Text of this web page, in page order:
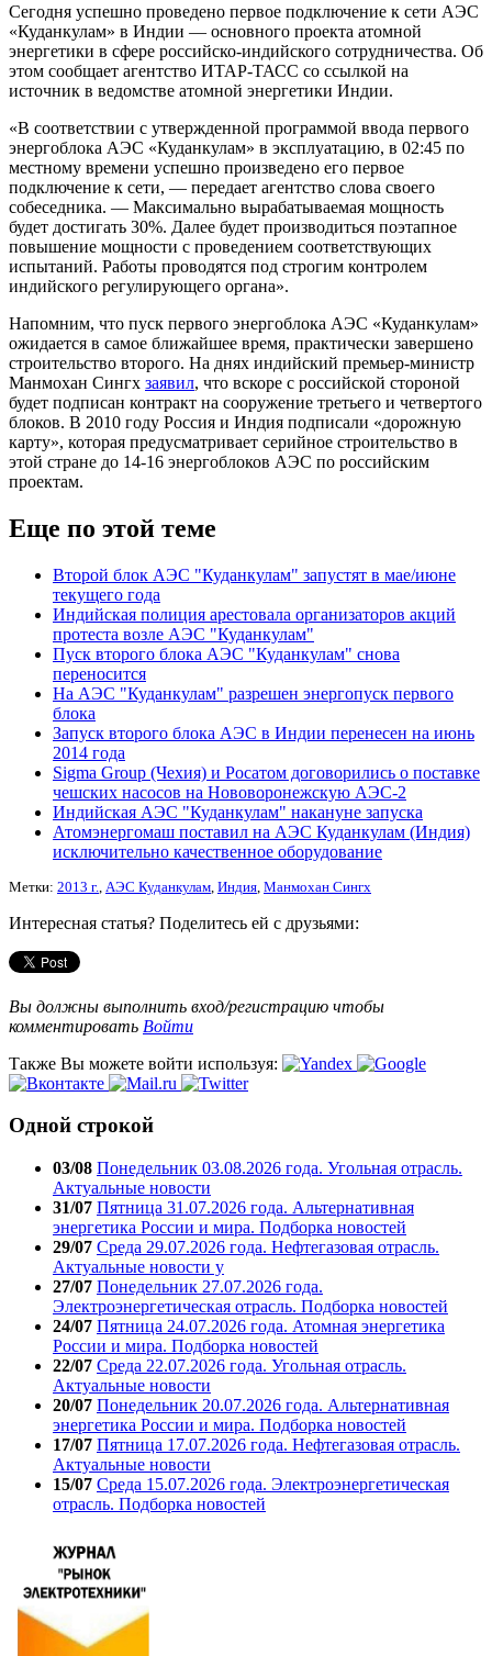
Сегодня успешно проведено первое подключение к сети АЭС
«Куданкулам» в Индии — основного проекта атомной
энергетики в сфере российско-индийского сотрудничества. Об
этом сообщает агентство ИТАР-ТАСС со ссылкой на
источник в ведомстве атомной энергетики Индии.
«В соответствии с утвержденной программой ввода первого
энергоблока АЭС «Куданкулам» в эксплуатацию, в 02:45 по
местному времени успешно произведено его первое
подключение к сети, — передает агентство слова своего
собеседника. — Максимально вырабатываемая мощность
будет достигать 30%. Далее будет производиться поэтапное
повышение мощности с проведением соответствующих
испытаний. Работы проводятся под строгим контролем
индийского регулирующего органа».
Напомним, что пуск первого энергоблока АЭС «Куданкулам»
ожидается в самое ближайшее время, практически завершено
строительство второго. На днях индийский премьер-министр
Манмохан Сингх заявил, что вскоре с российской стороной
будет подписан контракт на сооружение третьего и четвертого
блоков. В 2010 году Россия и Индия подписали «дорожную
карту», которая предусматривает серийное строительство в
этой стране до 14-16 энергоблоков АЭС по российским
проектам.
Еще по этой теме
Второй блок АЭС "Куданкулам" запустят в мае/июне
текущего года
Индийская полиция арестовала организаторов акций
протеста возле АЭС "Куданкулам"
Пуск второго блока АЭС "Куданкулам" снова
переносится
На АЭС "Куданкулам" разрешен энергопуск первого
блока
Запуск второго блока АЭС в Индии перенесен на июнь
2014 года
Sigma Group (Чехия) и Росатом договорились о поставке
чешских насосов на Нововоронежскую АЭС-2
Индийская АЭС "Куданкулам" накануне запуска
Атомэнергомаш поставил на АЭС Куданкулам (Индия)
исключительно качественное оборудование
Метки: 2013 г. АЭС Куданкулам Индия Манмохан Сингх
Интересная статья? Поделитесь ей с друзьями:
Вы должны выполнить вход/регистрацию чтобы
комментировать Войти
Также Вы можете войти используя:
Одной строкой
03/08 Понедельник 03.08.2026 года. Угольная отрасль.
Актуальные новости
31/07 Пятница 31.07.2026 года. Альтернативная
энергетика России и мира. Подборка новостей
29/07 Среда 29.07.2026 года. Нефтегазовая отрасль.
Актуальные новости у
27/07 Понедельник 27.07.2026 года.
Электроэнергетическая отрасль. Подборка новостей
24/07 Пятница 24.07.2026 года. Атомная энергетика
России и мира. Подборка новостей
22/07 Среда 22.07.2026 года. Угольная отрасль.
Актуальные новости
20/07 Понедельник 20.07.2026 года. Альтернативная
энергетика России и мира. Подборка новостей
17/07 Пятница 17.07.2026 года. Нефтегазовая отрасль.
Актуальные новости
15/07 Среда 15.07.2026 года. Электроэнергетическая
отрасль. Подборка новостей